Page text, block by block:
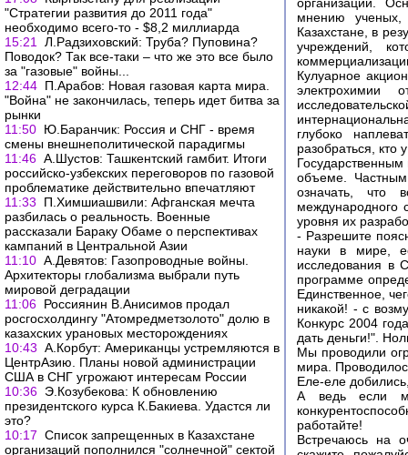
"Стратегии развития до 2011 года"
необходимо всего-то - $8,2 миллиарда
15:21
Л.Радзиховский: Труба? Пуповина?
Поводок? Так все-таки – что же это все было
за "газовые" войны...
12:44 П.Арабов: Новая газовая карта мира.
"Война" не закончилась, теперь идет битва за
рынки
11:50 Ю.Баранчик: Россия и СНГ - время
смены внешнеполитической парадигмы
11:46 А.Шустов: Ташкентский гамбит. Итоги
российско-узбекских переговоров по газовой
проблематике действительно впечатляют
11:33
П.Химшиашвили: Афганская мечта
разбилась о реальность. Военные
рассказали Бараку Обаме о перспективах
кампаний в Центральной Азии
11:10 А.Девятов: Газопроводные войны.
Архитекторы глобализма выбрали путь
мировой деградации
11:06 Россиянин В.Анисимов продал
росгосхолдингу "Атомредметзолото" долю в
казахских урановых месторождениях
10:43 А.Корбут: Американцы устремляются в
ЦентрАзию. Планы новой администрации
США в СНГ угрожают интересам России
10:36 Э.Козубекова: К обновлению
президентского курса К.Бакиева. Удастся ли
это?
10:17 Список запрещенных в Казахстане
организаций пополнился "солнечной" сектой
мнению
Казахстане, в
учреждений,
Кулуарное
электрохимии
глубоко
разобраться, кто
объеме. Частным
означать, что
международного
уровня их
- Разрешите
науки в мире,
исследования в
программе
Единственное,
никакой! - с
Конкурс 2004
дать деньги!".
Мы проводили
мира.
Еле-еле
А ведь если
работайте!
Встречаюсь на